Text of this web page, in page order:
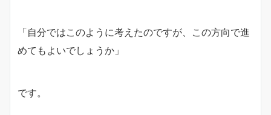
「自分ではこのように考えたのですが、この方向で進
めてもよいでしょうか」
です。